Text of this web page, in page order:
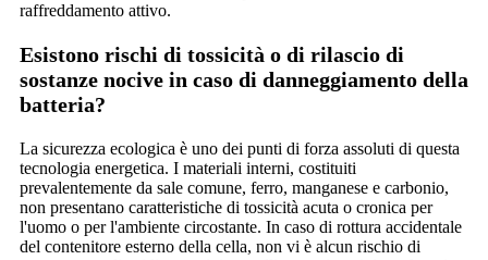
raffreddamento attivo.
Esistono rischi di tossicità o di rilascio di
sostanze nocive in caso di danneggiamento della
batteria?
La sicurezza ecologica è uno dei punti di forza assoluti di questa
tecnologia energetica. I materiali interni, costituiti
prevalentemente da sale comune, ferro, manganese e carbonio,
non presentano caratteristiche di tossicità acuta o cronica per
l'uomo o per l'ambiente circostante. In caso di rottura accidentale
del contenitore esterno della cella, non vi è alcun rischio di